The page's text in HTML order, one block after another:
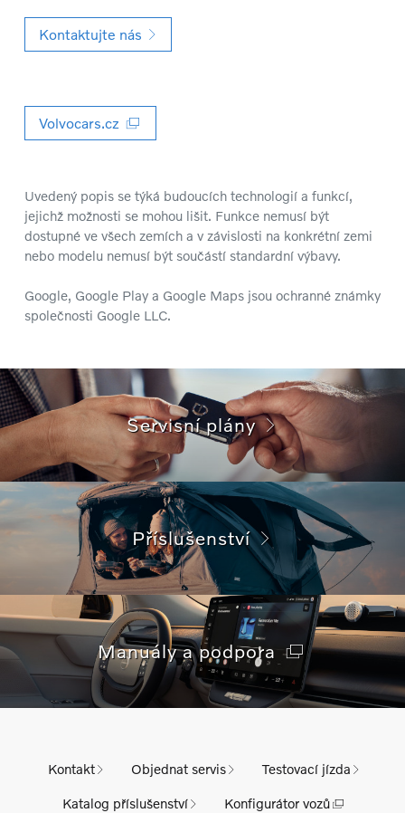
Kontaktujte nás
Volvocars.cz
Uvedený popis se týká budoucích technologií a funkcí,
jejichž možnosti se mohou lišit. Funkce nemusí být
dostupné ve všech zemích a v závislosti na konkrétní zemi
nebo modelu nemusí být součástí standardní výbavy.
Google, Google Play a Google Maps jsou ochranné známky
společnosti Google LLC.
Servisní plány
Příslušenství
Manuály a podpora
Kontakt Objednat servis Testovací jízda
Katalog příslušenství Konfigurátor vozů